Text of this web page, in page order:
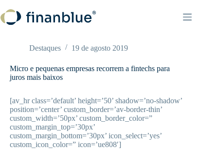
para
o
Destaques 19 de agosto 2019
Micro e pequenas empresas recorrem a fintechs para
juros mais baixos
[av_hr class=’default’ height=’50’ shadow=’no-shadow’
position=’center’ custom_border=’av-border-thin’
custom_width=’50px’ custom_border_color=”
custom_margin_top=’30px’
custom_margin_bottom=’30px’ icon_select=’yes’
custom_icon_color=” icon=’ue808′]